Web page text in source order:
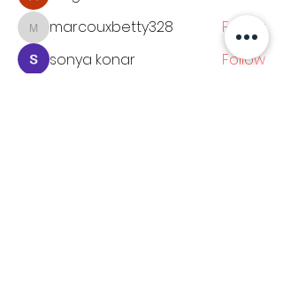
marcouxbetty328
marcouxbetty328
Follow
sonya konar
Follow